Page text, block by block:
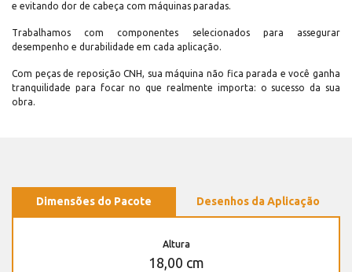
e evitando dor de cabeça com máquinas paradas.
Trabalhamos com componentes selecionados para assegurar
desempenho e durabilidade em cada aplicação.
Com peças de reposição CNH, sua máquina não fica parada e você ganha
tranquilidade para focar no que realmente importa: o sucesso da sua
obra.
Dimensões do Pacote Desenhos da Aplicação
Altura
18,00 cm